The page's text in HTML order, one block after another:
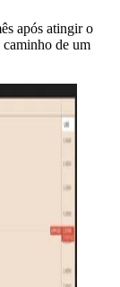
após atingir o
de um